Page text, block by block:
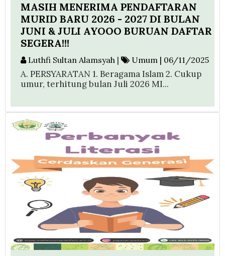
MASIH MENERIMA PENDAFTARAN
MURID BARU 2026 - 2027 DI BULAN
JUNI & JULI AYOOO BURUAN DAFTAR
SEGERA!!!
Luthfi Sultan Alamsyah | Umum | 06/11/2025
A. PERSYARATAN 1. Beragama Islam 2. Cukup
umur, terhitung bulan Juli 2026 MI...